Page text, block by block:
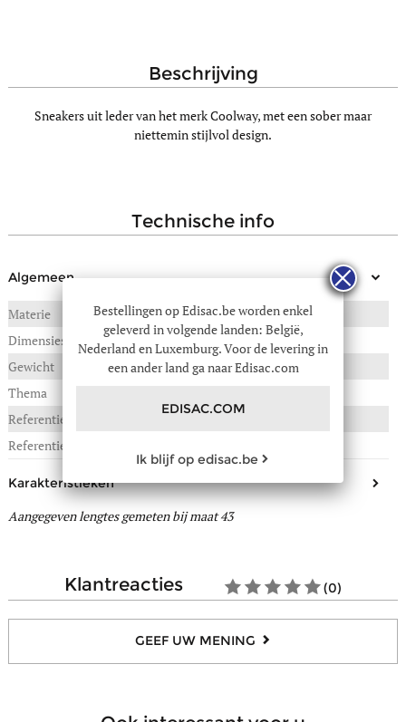
beschrijving
Sneakers uit leder van het merk Coolway, met een sober maar
niettemin stijlvol design.
technische info
Algemeen
Materie
LEDER
Dimensies
Gewicht
0,820 kg
Thema
Referentie :
10E-08693817
Referentie fabrikant
Karakteristieken
Dit model tailleert
Normaal, op maat
Voering
Leder, Textiel
Binnenzool
Leder, Textiel
Ja
Aangegeven lengtes gemeten bij maat 43
klantreacties (0)
GEEF UW MENING
Bestellingen op Edisac.be worden enkel
geleverd in volgende landen: België,
Nederland en Luxemburg. Voor de levering in
een ander land ga naar Edisac.com
EDISAC.COM
Ik blijf op edisac.be